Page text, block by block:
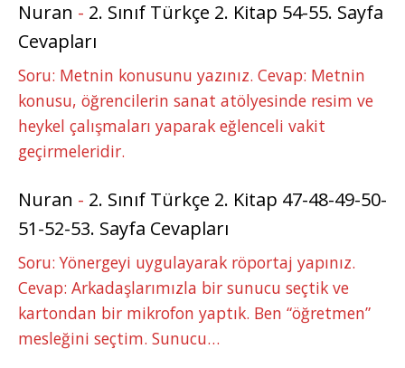
Nuran - 2. Sınıf Türkçe 2. Kitap 54-55. Sayfa
Cevapları
Soru: Metnin konusunu yazınız. Cevap: Metnin
konusu, öğrencilerin sanat atölyesinde resim ve
heykel çalışmaları yaparak eğlenceli vakit
geçirmeleridir.
Nuran - 2. Sınıf Türkçe 2. Kitap 47-48-49-50-
51-52-53. Sayfa Cevapları
Soru: Yönergeyi uygulayarak röportaj yapınız.
Cevap: Arkadaşlarımızla bir sunucu seçtik ve
kartondan bir mikrofon yaptık. Ben “öğretmen”
mesleğini seçtim. Sunucu…